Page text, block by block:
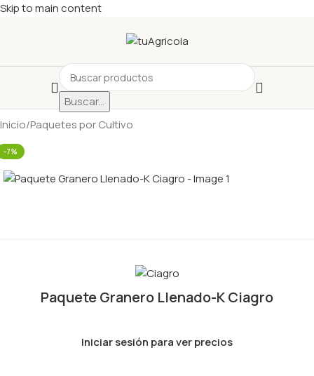
Skip to main content
Buscar...
Inicio/Paquetes por Cultivo
-7%
Paquete Granero Llenado-K Ciagro
Iniciar sesión para ver precios